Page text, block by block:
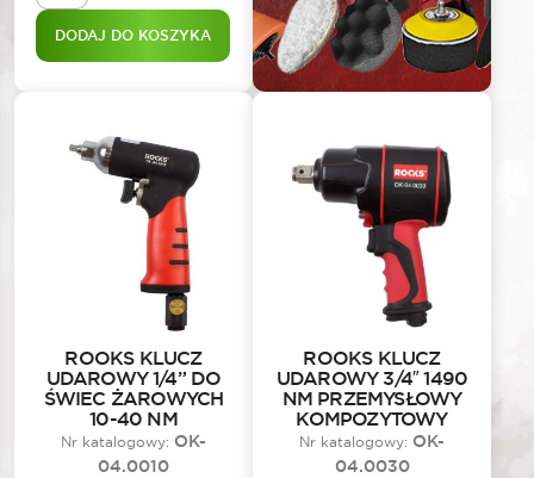
DODAJ DO KOSZYKA
ROOKS KLUCZ
UDAROWY 1/4” DO
ŚWIEC ŻAROWYCH
10-40 NM
Nr katalogowy: OK-
04.0010
ROOKS KLUCZ
UDAROWY 3/4″ 1490
NM PRZEMYSŁOWY
KOMPOZYTOWY
Nr katalogowy: OK-
04.0030